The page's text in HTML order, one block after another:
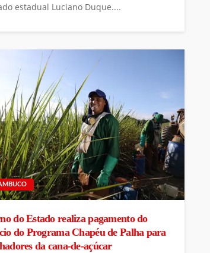
estadual Luciano Duque....
do Estado realiza pagamento do
do Programa Chapéu de Palha para
da cana-de-açúcar